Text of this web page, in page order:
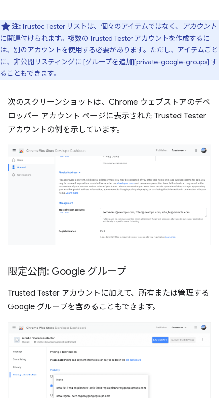
注:Trusted Tester リストは、個々のアイテムではなく、
アカウント
に関連付けられます。複数の Trusted Tester アカウントを作成するに
は、別のアカウントを使用する必要があります。ただし、アイテムごと
に、非公開リスティングに [グループを追加][private-google-groups] す
ることもできます。
次のスクリーンショットは、Chrome ウェブストアのデベ
ロッパー アカウント ページに表示された Trusted Tester
アカウントの例を示しています。
限定公開: Google グループ
Trusted Tester アカウントに加えて、所有または管理する
Google グループを含めることもできます。